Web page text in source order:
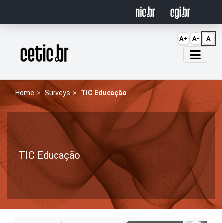
Página inicial
Home Surveys TIC Educação
TIC Educação
A+ A- A